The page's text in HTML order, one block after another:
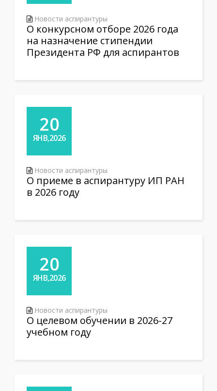
Новости аспирантуры
О конкурсном отборе 2026 года
на назначение стипендии
Президента РФ для аспирантов
20
ЯНВ,2026
Новости аспирантуры
О приеме в аспирантуру ИП РАН
в 2026 году
20
ЯНВ,2026
Новости аспирантуры
О целевом обучении в 2026-27
учебном году